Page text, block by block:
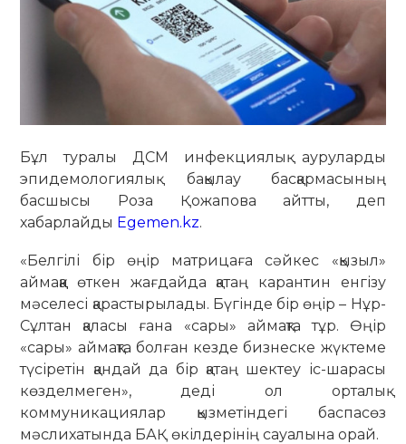
Бұл туралы ДСМ инфекциялық ауруларды
эпидемологиялық бақылау басқармасының
басшысы Роза Қожапова айтты, деп
хабарлайды Egemen.kz.
«Белгілі бір өңір матрицаға сәйкес «қызыл»
аймаққа өткен жағдайда қатаң карантин енгізу
мәселесі қарастырылады. Бүгінде бір өңір – Нұр-
Сұлтан қаласы ғана «сары» аймақта тұр. Өңір
«сары» аймақта болған кезде бизнеске жүктеме
түсіретін қандай да бір қатаң шектеу іс-шарасы
көзделмеген», деді ол орталық
коммуникациялар қызметіндегі баспасөз
мәслихатында БАҚ өкілдерінің сауалына орай.